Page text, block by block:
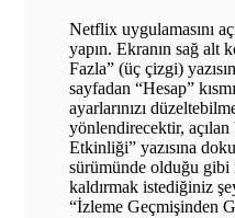
Netflix uygulamasını
yapın. Ekranın sağ alt
Fazla” (üç çizgi)
sayfadan “Hesap”
ayarlarınızı
yönlendirecektir,
Etkinliği” yazısına
sürümünde olduğu gibi
kaldırmak istediğiniz
“İzleme Geçmişinden